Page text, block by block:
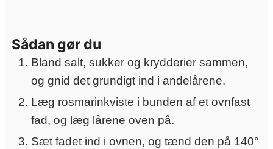
Sådan gør du
Bland salt, sukker og krydderier sammen,
og gnid det grundigt ind i andelårene.
Læg rosmarinkviste i bunden af et ovnfast
fad, og læg lårene oven på.
Sæt fadet ind i ovnen, og tænd den på 140°